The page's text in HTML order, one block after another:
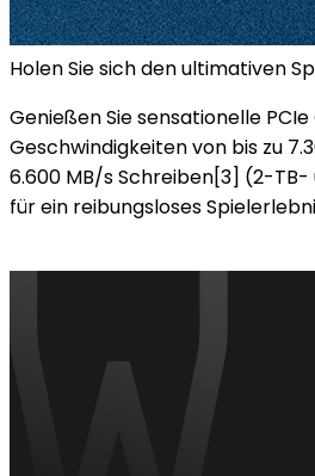
Holen Sie sich den ultimativen
Genießen Sie sensationelle
Geschwindigkeiten von bis zu
6.600 MB/s Schreiben[3] (2-
für ein reibungsloses